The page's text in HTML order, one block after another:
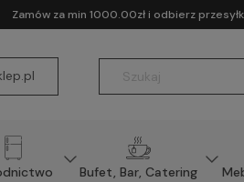
Zamów za min 1000.00zł i odbierz
Bufet, Bar, Catering